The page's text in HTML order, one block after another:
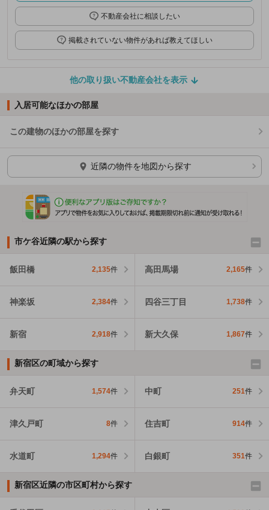
不動産会社に相談したい
掲載されていない物件があれば教えてほしい
他の取り扱い不動産会社を表示
入居可能なほかの部屋
この建物のほかの部屋を探す
ほかの部屋を検索中…
近隣の物件を地図から探す
市ケ谷近隣の駅から探す
飯田橋 2,135件 高田馬場 2,165件
神楽坂 2,384件 四谷三丁目 1,738件
新宿 2,918件 新大久保 1,867件
新宿区の町域から探す
弁天町 1,574件 中町 251件
津久戸町 8件 住吉町 914件
水道町 1,294件 白銀町 351件
新宿区近隣の市区町村から探す